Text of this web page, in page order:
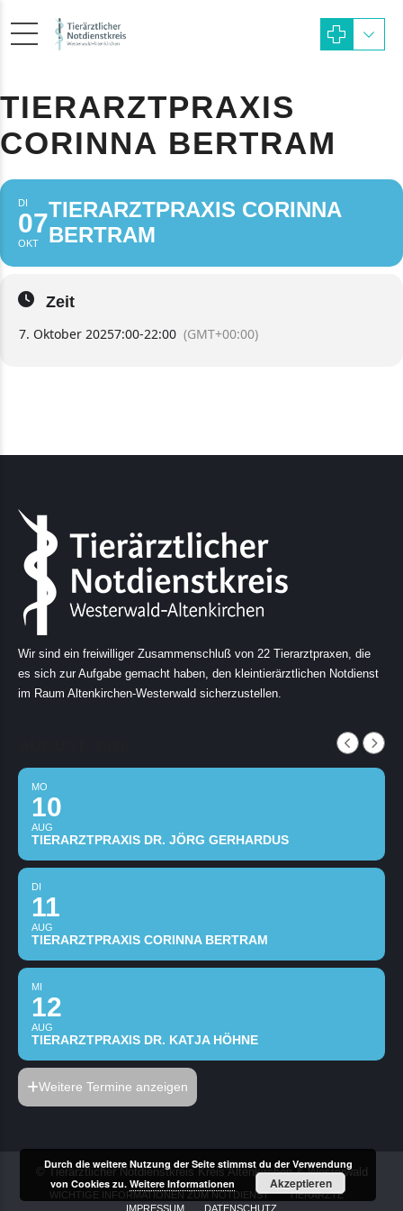
TIERARZTPRAXIS
CORINNA BERTRAM
DI
07
OKT
TIERARZTPRAXIS CORINNA
BERTRAM
Zeit
7. Oktober 20257:00-22:00 (GMT+00:00)
Wir sind ein freiwilliger Zusammenschluß von 22 Tierarztpraxen, die
es sich zur Aufgabe gemacht haben, den kleintierärztlichen Notdienst
im Raum Altenkirchen-Westerwald sicherzustellen.
MO
10
AUG
TIERARZTPRAXIS DR. JÖRG GERHARDUS
DI
11
AUG
TIERARZTPRAXIS CORINNA BERTRAM
MI
12
AUG
TIERARZTPRAXIS DR. KATJA HÖHNE
Weitere Termine anzeigen
© Tierärztlicher Notdienstkreis Kreis Altenkirchen & Westerwald
WICHTIGE INFORMATIONEN ZUM NOTDIENST
TIERÄRZTE
IMPRESSUM
DATENSCHUTZ
Durch die weitere Nutzung der Seite stimmst du der Verwendung
von Cookies zu.Weitere Informationen Akzeptieren